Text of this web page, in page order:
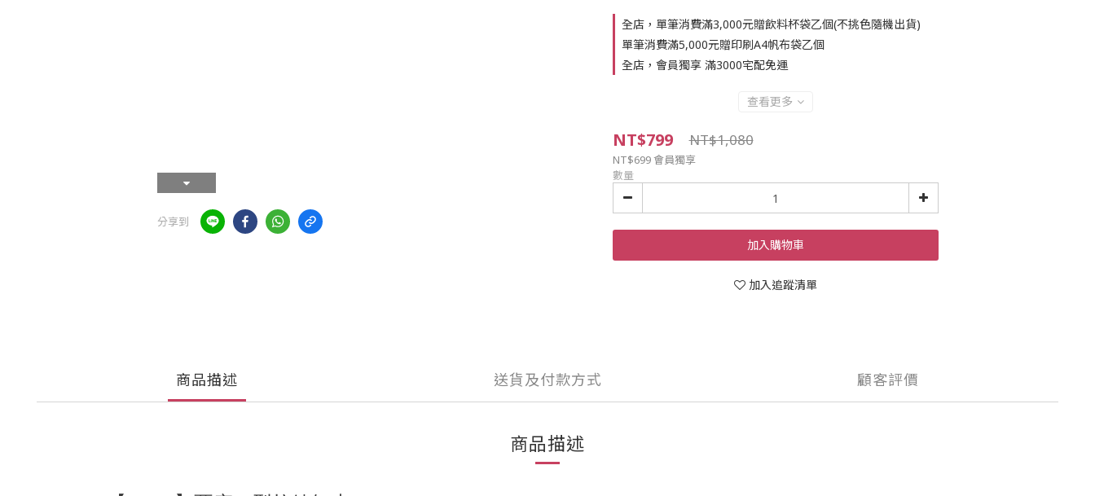
分享到
全店，單筆消費滿3,000元贈飲料杯袋乙個(不挑色隨機出貨)
單筆消費滿5,000元贈印刷A4帆布袋乙個
全店，會員獨享 滿3000宅配免運
查看更多
NT$799 NT$1,080
NT$699會員獨享
數量
加入購物車
加入追蹤清單
商品描述 送貨及付款方式 顧客評價
商品描述